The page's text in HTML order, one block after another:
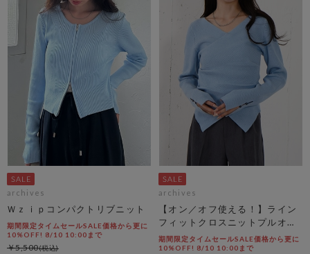
archives
Ｗｚｉｐコンパクトリブニット
期間限定タイムセールSALE価格から更に
10%OFF! 8/10 10:00まで
￥5,500
archives
【オン／オフ使える！】ライン
フィットクロスニットプルオー
バー
期間限定タイムセールSALE価格から更に
10%OFF! 8/10 10:00まで